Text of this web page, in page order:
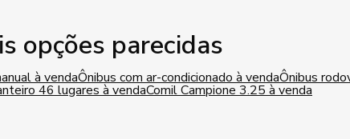
opções parecidas
à vendaÔnibus com ar-condicionado à vendaÔnibus
46 lugares à vendaComil Campione 3.25 à venda